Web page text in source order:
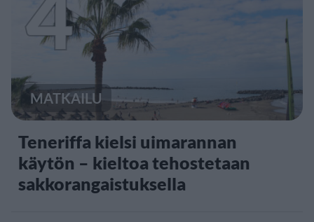
MATKAILU
Teneriffa kielsi uimarannan
käytön – kieltoa tehostetaan
sakkorangaistuksella